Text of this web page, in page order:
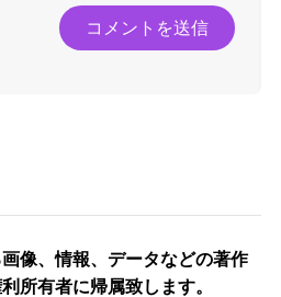
像、情報、データなどの著作
所有者に帰属致します。